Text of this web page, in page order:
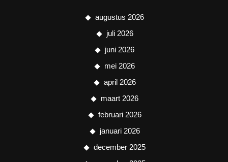
augustus 2026
juli 2026
juni 2026
mei 2026
april 2026
maart 2026
februari 2026
januari 2026
december 2025